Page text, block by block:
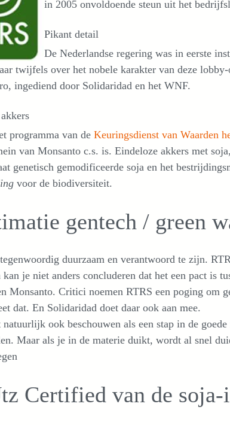
in 2005 onvoldoende steun uit het
Pikant detail
De Nederlandse regering was in eerste
twijfels over het nobele karakter van deze
ingediend door Solidaridad en het WNF.
programma van de Keuringsdienst van Waarden
van Monsanto c.s. is. Eindeloze akkers met
genetisch gemodificeerde soja en het
voor de biodiversiteit.
gentech / green
duurzaam en verantwoord te zijn.
kan je niet anders concluderen dat het een pact is
Monsanto. Critici noemen RTRS een poging om
dat. En Solidaridad doet daar ook aan mee.
natuurlijk ook beschouwen als een stap in de
Maar als je in de materie duikt, wordt al snel
Certified van de